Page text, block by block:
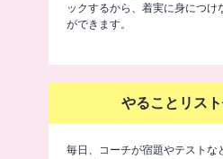
ックするから、着実に身につけ
ができます。
やることリス
毎日、コーチが宿題やテストな